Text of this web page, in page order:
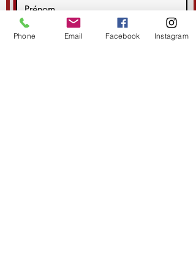
Phone Email Facebook Instagram